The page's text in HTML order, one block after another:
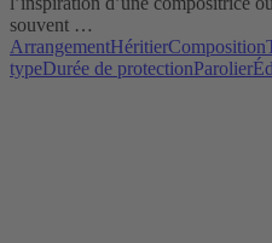
souvent …
ArrangementHéritierComposition
typeDurée de protectionParolier